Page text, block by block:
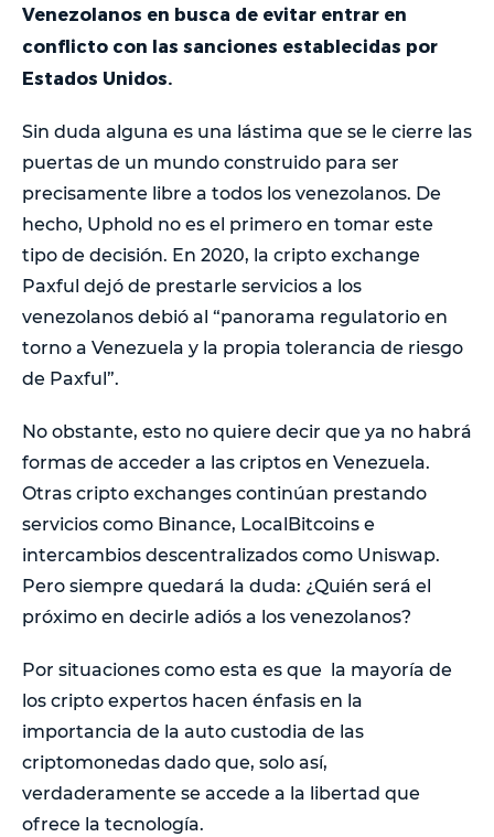
Venezolanos en busca de evitar entrar en
conflicto con las sanciones establecidas por
Estados Unidos.
Sin duda alguna es una lástima que se le cierre las
puertas de un mundo construido para ser
precisamente libre a todos los venezolanos. De
hecho, Uphold no es el primero en tomar este
tipo de decisión. En 2020, la cripto exchange
Paxful dejó de prestarle servicios a los
venezolanos debió al “panorama regulatorio en
torno a Venezuela y la propia tolerancia de riesgo
de Paxful”.
No obstante, esto no quiere decir que ya no habrá
formas de acceder a las criptos en Venezuela.
Otras cripto exchanges continúan prestando
servicios como Binance, LocalBitcoins e
intercambios descentralizados como Uniswap.
Pero siempre quedará la duda: ¿Quién será el
próximo en decirle adiós a los venezolanos?
Por situaciones como esta es que la mayoría de
los cripto expertos hacen énfasis en la
importancia de la auto custodia de las
criptomonedas dado que, solo así,
verdaderamente se accede a la libertad que
ofrece la tecnología.